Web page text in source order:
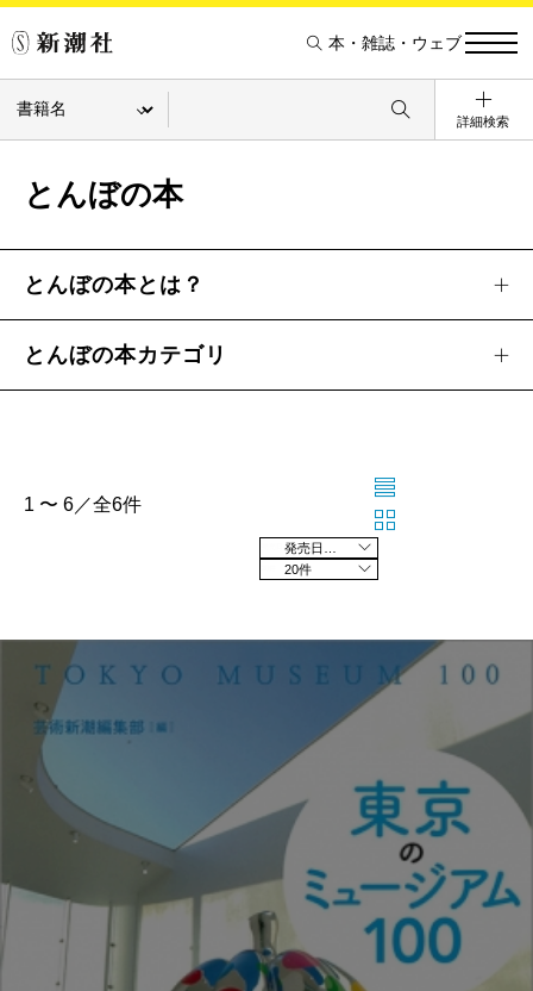
本・雑誌・ウェブ
詳細検索
とんぼの本
とんぼの本とは？
とんぼの本カテゴリ
1 〜 6／全6件
20件